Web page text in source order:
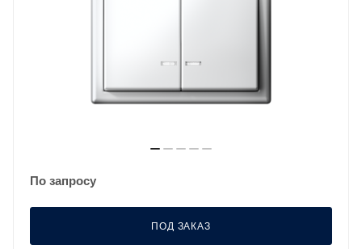
По запросу
ПОД ЗАКАЗ